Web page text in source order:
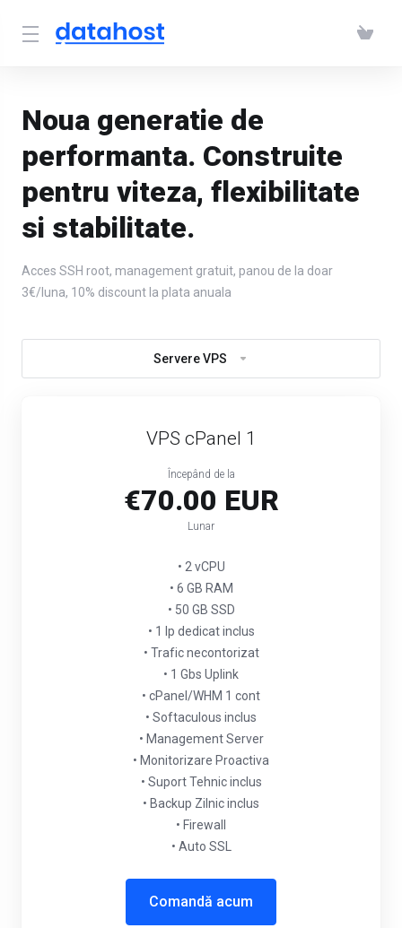
Noua generatie de
performanta. Construite
pentru viteza, flexibilitate
si stabilitate.
Acces SSH root, management gratuit, panou de la doar
3€/luna, 10% discount la plata anuala
Servere VPS
VPS cPanel 1
Începând de la
€70.00 EUR
Lunar
• 2 vCPU
• 6 GB RAM
• 50 GB SSD
• 1 Ip dedicat inclus
• Trafic necontorizat
• 1 Gbs Uplink
• cPanel/WHM 1 cont
• Softaculous inclus
• Management Server
• Monitorizare Proactiva
• Suport Tehnic inclus
• Backup Zilnic inclus
• Firewall
• Auto SSL
Comandă acum